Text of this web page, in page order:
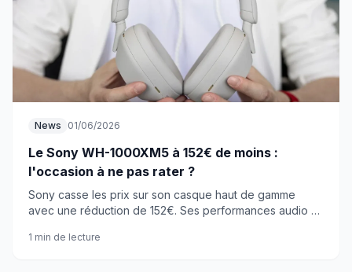
News 01/06/2026
Le Sony WH-1000XM5 à 152€ de moins :
l'occasion à ne pas rater ?
Sony casse les prix sur son casque haut de gamme
avec une réduction de 152€. Ses performances audio et
meilleur choix du moment ?
1 min de lecture